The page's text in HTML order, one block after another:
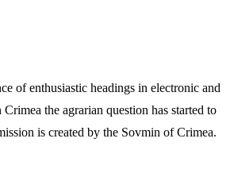
of enthusiastic headings in electronic and
the agrarian question has started to
is created by the Sovmin of Crimea.